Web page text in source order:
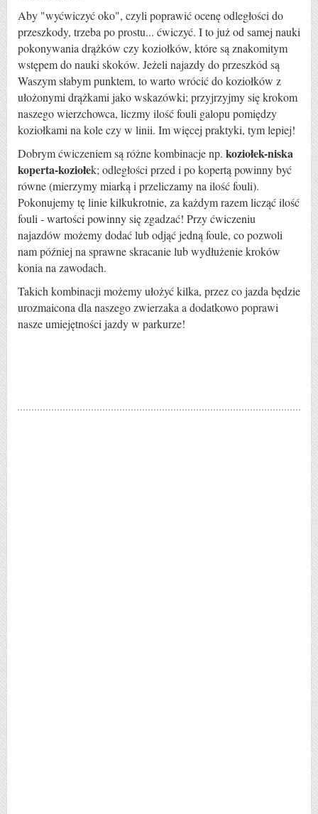
Aby "wyćwiczyć oko", czyli poprawić ocenę odległości do
przeszkody, trzeba po prostu... ćwiczyć. I to już od samej nauki
pokonywania drążków czy koziołków, które są znakomitym
wstępem do nauki skoków. Jeżeli najazdy do przeszkód są
Waszym słabym punktem, to warto wrócić do koziołków z
ułożonymi drążkami jako wskazówki; przyjrzyjmy się krokom
naszego wierzchowca, liczmy ilość fouli galopu pomiędzy
koziołkami na kole czy w linii. Im więcej praktyki, tym lepiej!
Dobrym ćwiczeniem są różne kombinacje np. koziołek-niska
koperta-koziołek; odległości przed i po kopertą powinny być
równe (mierzymy miarką i przeliczamy na ilość fouli).
Pokonujemy tę linie kilkukrotnie, za każdym razem licząć ilość
fouli - wartości powinny się zgadzać! Przy ćwiczeniu
najazdów możemy dodać lub odjąć jedną foule, co pozwoli
nam później na sprawne skracanie lub wydłużenie kroków
konia na zawodach.
Takich kombinacji możemy ułożyć kilka, przez co jazda będzie
urozmaicona dla naszego zwierzaka a dodatkowo poprawi
nasze umiejętności jazdy w parkurze!